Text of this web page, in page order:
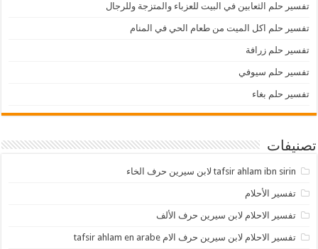
تفسير حلم الثعابين في البيت للعزباء والمتزجة وللرجال
تفسير حلم اكل الميت من طعام الحي في المنام
تفسير حلم زرافة
تفسير حلم سيوفي
تفسير حلم بغاء
تصنيفات
tafsir ahlam ibn sirin لابن سيرين حرف الخاء
تفسير الأحلام
تفسير الاحلام لابن سيرين حرف الألف
تفسير الاحلام لابن سيرين حرف الام tafsir ahlam en arabe